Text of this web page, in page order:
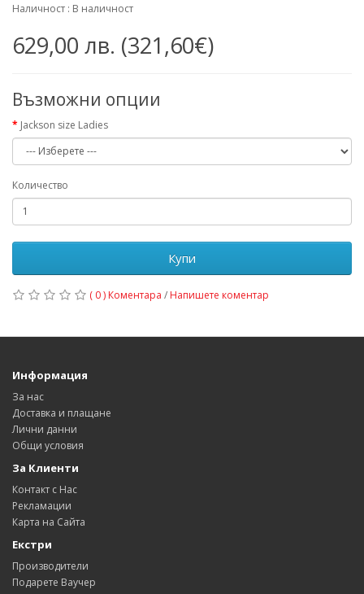
Наличност : В наличност
629,00 лв. (321,60€)
Възможни опции
Jackson size Ladies
Количество
Купи
( 0 ) Коментара / Напишете коментар
Информация
За нас
Доставка и плащане
Лични данни
Общи условия
За Клиенти
Контакт с Нас
Рекламации
Карта на Сайта
Екстри
Производители
Подарете Ваучер